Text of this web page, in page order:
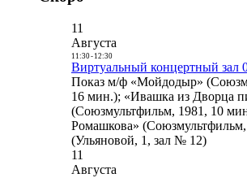
11
Августа
11:30- 12:30
Виртуальный концертный зал
Показ м/ф «Мойдодыр»
16 мин.); «Ивашка из Дворца
(Союзмультфильм, 1981, 10
Ромашкова»
(Ульяновой, 1, зал № 12)
11
Августа